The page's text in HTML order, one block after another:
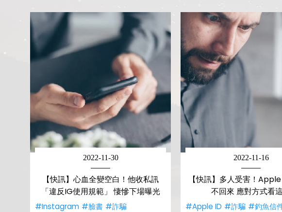
2022-11-30
【快訊】心血全變空白！他收私訊
「違反IG使用規範」 悽慘下場曝光
#Instagram #臉書 #詐騙
2022-11-16
【快訊】多人受害！
不回來 應對方式看
#Apple ID #詐騙 #釣魚信